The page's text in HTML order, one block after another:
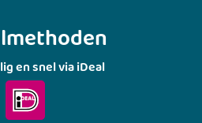
en snel via iDeal